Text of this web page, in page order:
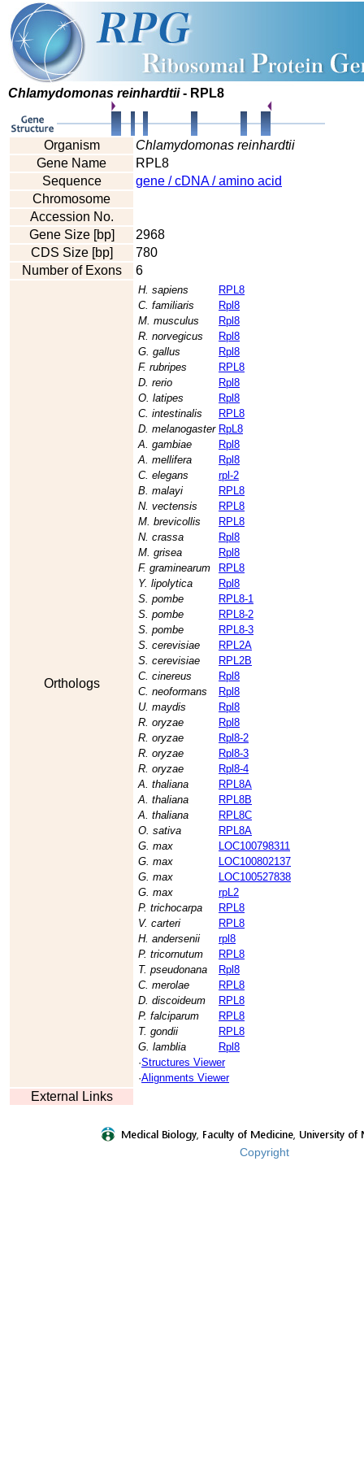
Chlamydomonas reinhardtii- RPL8
Organism
Chlamydomonas reinhardtii
Gene Name
RPL8
Sequence
gene / cDNA / amino acid
Chromosome
Accession No.
Gene Size [bp]
2968
CDS Size [bp]
780
Number of Exons
6
Orthologs
H. sapiens
RPL8
C. familiaris
Rpl8
M. musculus
Rpl8
R. norvegicus
Rpl8
G. gallus
Rpl8
F. rubripes
RPL8
D. rerio
Rpl8
O. latipes
Rpl8
C. intestinalis
RPL8
D. melanogaster RpL8
A. gambiae
Rpl8
A. mellifera
Rpl8
C. elegans
rpl-2
B. malayi
RPL8
N. vectensis
RPL8
M. brevicollis
RPL8
N. crassa
Rpl8
M. grisea
Rpl8
F. graminearum
RPL8
Y. lipolytica
Rpl8
S. pombe
RPL8-1
S. pombe
RPL8-2
S. pombe
RPL8-3
S. cerevisiae
RPL2A
S. cerevisiae
RPL2B
C. cinereus
Rpl8
C. neoformans
Rpl8
U. maydis
Rpl8
R. oryzae
Rpl8
R. oryzae
Rpl8-2
R. oryzae
Rpl8-3
R. oryzae
Rpl8-4
A. thaliana
RPL8A
A. thaliana
RPL8B
A. thaliana
RPL8C
O. sativa
RPL8A
G. max
LOC100798311
G. max
LOC100802137
G. max
LOC100527838
G. max
rpL2
P. trichocarpa
RPL8
V. carteri
RPL8
H. andersenii
rpl8
P. tricornutum
RPL8
T. pseudonana
Rpl8
C. merolae
RPL8
D. discoideum
RPL8
P. falciparum
RPL8
T. gondii
RPL8
G. lamblia
Rpl8
·Structures Viewer
·Alignments Viewer
External Links
Copyright